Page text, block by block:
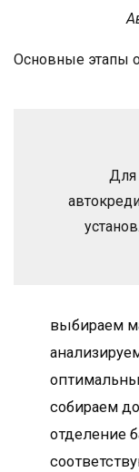
Основные этапы
Для
выбираем
собираем
отделение